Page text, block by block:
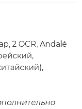
2 OCR, Andalé